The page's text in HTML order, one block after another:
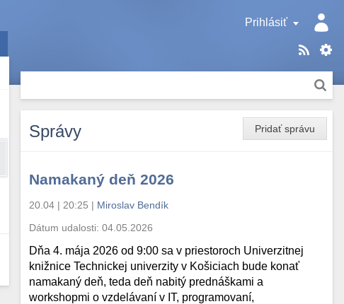
Prihlásiť
Pridať správu
Správy
Namakaný deň 2026
20.04 | 20:25 | Miroslav Bendík
Dátum udalosti:04.05.2026
Dňa 4. mája 2026 od 9:00 sa v priestoroch Univerzitnej
knižnice Technickej univerzity v Košiciach bude konať
namakaný deň, teda deň nabitý prednáškami a
workshopmi o vzdelávaní v IT, programovaní,